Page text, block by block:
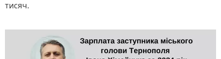
тисяч.